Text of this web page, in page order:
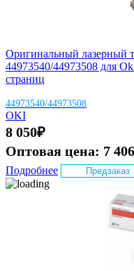
Оригинальный лазерный
44973540/44973508 для
страниц
44973540/44973508
OKI
8 050₽
Оптовая цена: 7 406
Подробнее Предзаказ